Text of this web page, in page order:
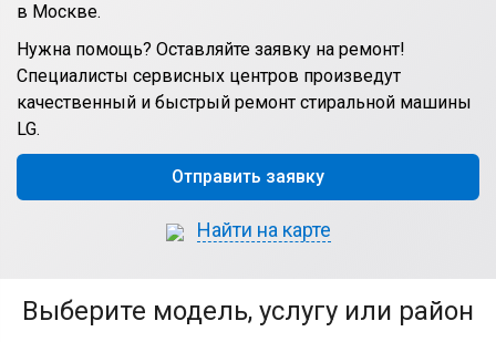
в Москве.
Нужна помощь? Оставляйте заявку на ремонт!
Специалисты сервисных центров произведут
качественный и быстрый ремонт стиральной машины
LG.
Отправить заявку
Найти на карте
выберите модель, услугу или район